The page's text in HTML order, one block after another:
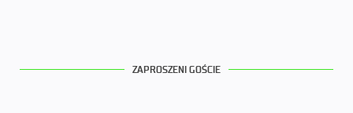
ZAPROSZENI GOŚCIE